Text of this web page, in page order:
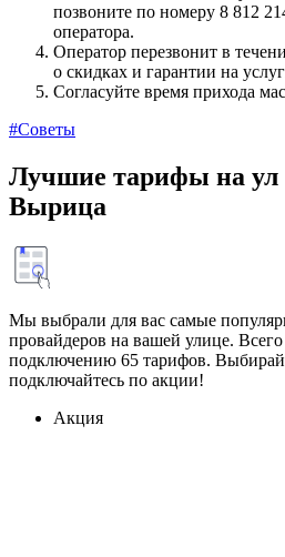
позвоните по номеру 8 812
оператора.
Оператор перезвонит в
о скидках и гарантии на
Согласуйте время прихода
#Советы
Лучшие тарифы на ул
Вырица
Мы выбрали для вас самые
провайдеров на вашей улице.
подключению 65 тарифов.
подключайтесь по акции!
Акция